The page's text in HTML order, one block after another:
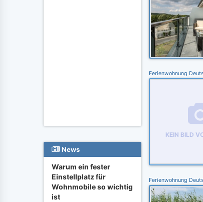
News
Warum ein fester
Einstellplatz für
Wohnmobile so wichtig
ist
Ferienwohnung
KEIN BILD
Ferienwohnung